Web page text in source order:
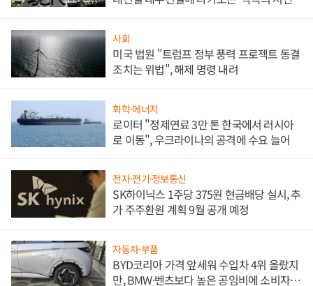
사회
미국 법원 "트럼프 정부 풍력 프로젝트 동결
조치는 위법", 해제 명령 내려
화학·에너지
로이터 "정제연료 3만 톤 한국에서 러시아
로 이동", 우크라이나의 공격에 수요 늘어
전자·전기·정보통신
SK하이닉스 1주당 375원 현금배당 실시, 추
가 주주환원 계획 9월 공개 예정
자동차·부품
BYD코리아 가격 앞세워 수입차 4위 올랐지
만, BMW·벤츠보다 높은 공임비에 소비자